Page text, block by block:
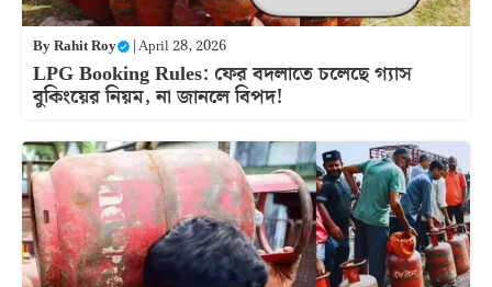
ByRahit Roy |April 28, 2026
LPG Booking Rules: ফের বদলাতে চলেছে গ্যাস
বুকিংয়ের নিয়ম, না জানলে বিপদ!